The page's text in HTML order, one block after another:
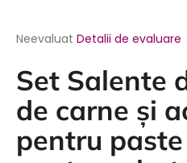
Evaluarea
a
produsului
este
0,0
5
Neevaluat Detalii de evaluare
Set Salente
de carne și
pentru